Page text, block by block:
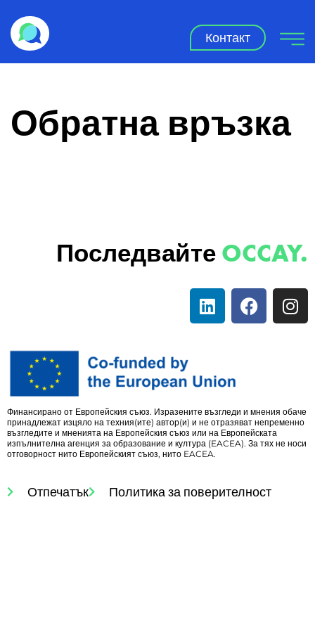
Контакт
Обратна връзка
Последвайте OCCAY.
Финансирано от Европейския съюз. Изразените възгледи и мнения обаче
принадлежат изцяло на техния(ите) автор(и) и не отразяват непременно
възгледите и мненията на Европейския съюз или на Европейската
изпълнителна агенция за образование и култура (EACEA). За тях не носи
отговорност нито Европейският съюз, нито EACEA.
Отпечатък Политика за поверителност